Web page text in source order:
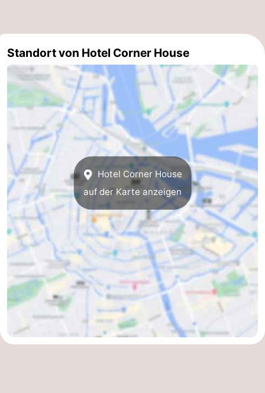
Parks
Umgebung
Nordholland
Südholland
Praktisch
Forum
Reisebuchshop
Őffentliche
Verkehr
Route
Hauptbahnhof
Schiphol
Eindhoven
Standort von Hotel Corner House
Hotel Corner House
auf der Karte anzeigen